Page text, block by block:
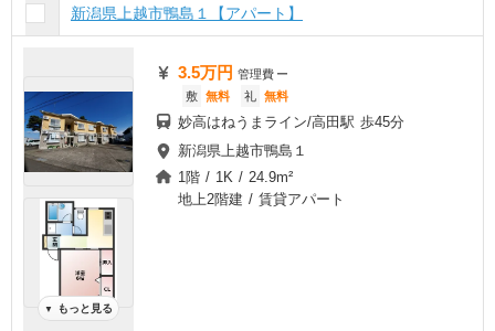
新潟県上越市鴨島１【アパート】
▼ もっと見る
3.5万円 管理費 ー
敷 無料 礼 無料
妙高はねうまライン/高田駅 歩45分
新潟県上越市鴨島１
1階 / 1K / 24.9m²
地上2階建 / 賃貸アパート